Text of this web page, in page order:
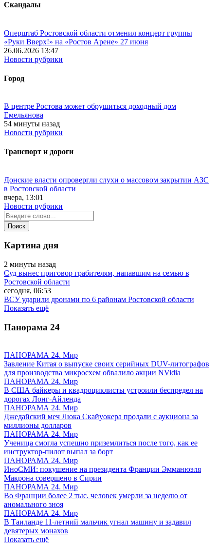
Скандалы
Оперштаб Ростовской области отменил концерт группы
«Руки Вверх!» на «Ростов Арене» 27 июня
26.06.2026 13:47
Новости рубрики
Город
В центре Ростова может обрушиться доходный дом
Емельянова
54 минуты назад
Новости рубрики
Транспорт и дороги
Донские власти опровергли слухи о массовом закрытии АЗС
в Ростовской области
вчера, 13:01
Новости рубрики
Картина дня
2 минуты назад
Суд вынес приговор грабителям, напавшим на семью в
Ростовской области
сегодня, 06:53
ВСУ ударили дронами по 6 районам Ростовской области
Показать ещё
Панорама 24
ПАНОРАМА 24. Мир
Завление Китая о выпуске своих серийных DUV-литографов
для производства микросхем обвалило акции NVidia
ПАНОРАМА 24. Мир
В США байкеры и квадроциклисты устроили беспредел на
дорогах Лонг-Айленда
ПАНОРАМА 24. Мир
Джедайский меч Люка Скайуокера продали с аукциона за
миллионы долларов
ПАНОРАМА 24. Мир
Ученица смогла успешно приземлиться после того, как ее
инструктор-пилот выпал за борт
ПАНОРАМА 24. Мир
ИноСМИ: покушение на президента Франции Эмманюэля
Макрона совершено в Сирии
ПАНОРАМА 24. Мир
Во Франции более 2 тыс. человек умерли за неделю от
аномального зноя
ПАНОРАМА 24. Мир
В Таиланде 11-летний мальчик угнал машину и задавил
девятерых монахов
Показать ещё